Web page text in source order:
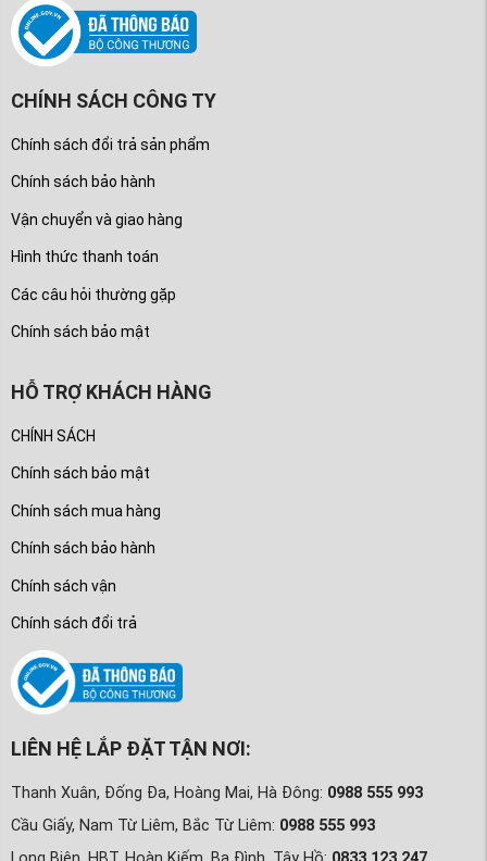
CHÍNH SÁCH CÔNG TY
Chính sách đổi trả sản phẩm
Chính sách bảo hành
Vận chuyển và giao hàng
Hình thức thanh toán
Các câu hỏi thường gặp
Chính sách bảo mật
HỖ TRỢ KHÁCH HÀNG
CHÍNH SÁCH
Chính sách bảo mật
Chính sách mua hàng
Chính sách bảo hành
Chính sách vận
Chính sách đổi trả
LIÊN HỆ LẮP ĐẶT TẬN NƠI:
Thanh Xuân, Đống Đa, Hoàng Mai, Hà Đông: 0988 555 993
Cầu Giấy, Nam Từ Liêm, Bắc Từ Liêm: 0988 555 993